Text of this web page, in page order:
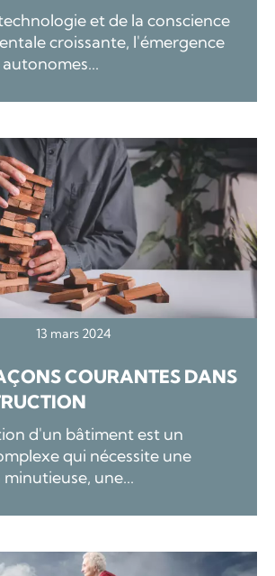
et de la conscience
croissante, l'émergence
13 mars 2024
COURANTES DANS
d'un bâtiment est un
qui nécessite une
une...